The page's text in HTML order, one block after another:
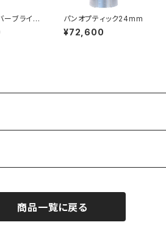
ーブライト
ラー、1 1/
ター付
パンオプティック24mm
¥72,600
商品一覧に戻る